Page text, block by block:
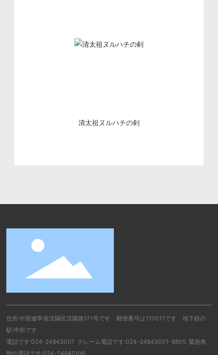
清太祖ヌルハチの剣
住所:中国遼寧省沈陽区沈陽路171号です 郵便番号は110011です 地下鉄の
駅:中街です
電話です:024-24843001 クレーム電話です:024-24843001-8805 緊急救
助の電話です:024-24842106